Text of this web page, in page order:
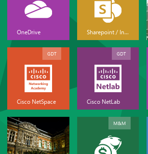
OneDrive Sharepoint / Intranet
Cisco NetSpace
GDT
Cisco NetLab
GDT
M&M